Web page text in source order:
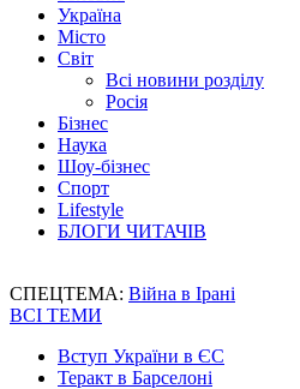
Україна
Місто
Світ
Всі новини розділу
Росія
Бізнес
Наука
Шоу-бізнес
Спорт
Lifestyle
БЛОГИ ЧИТАЧІВ
СПЕЦТЕМА: Війна в Ірані
ВСІ ТЕМИ
Вступ України в ЄС
Теракт в Барселоні